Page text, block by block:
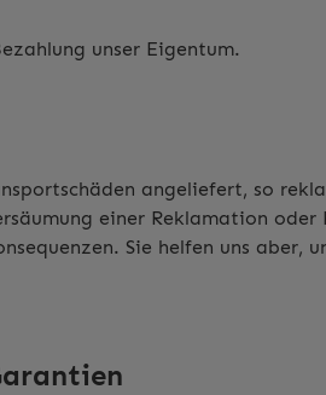
unser Eigentum.
angeliefert, so
einer Reklamation
Sie helfen uns